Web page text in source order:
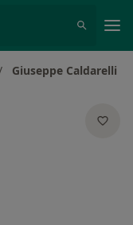
città
Giuseppe Caldarelli